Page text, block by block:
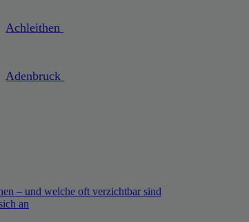
Achleithen
Adenbruck
– und welche oft verzichtbar sind
an